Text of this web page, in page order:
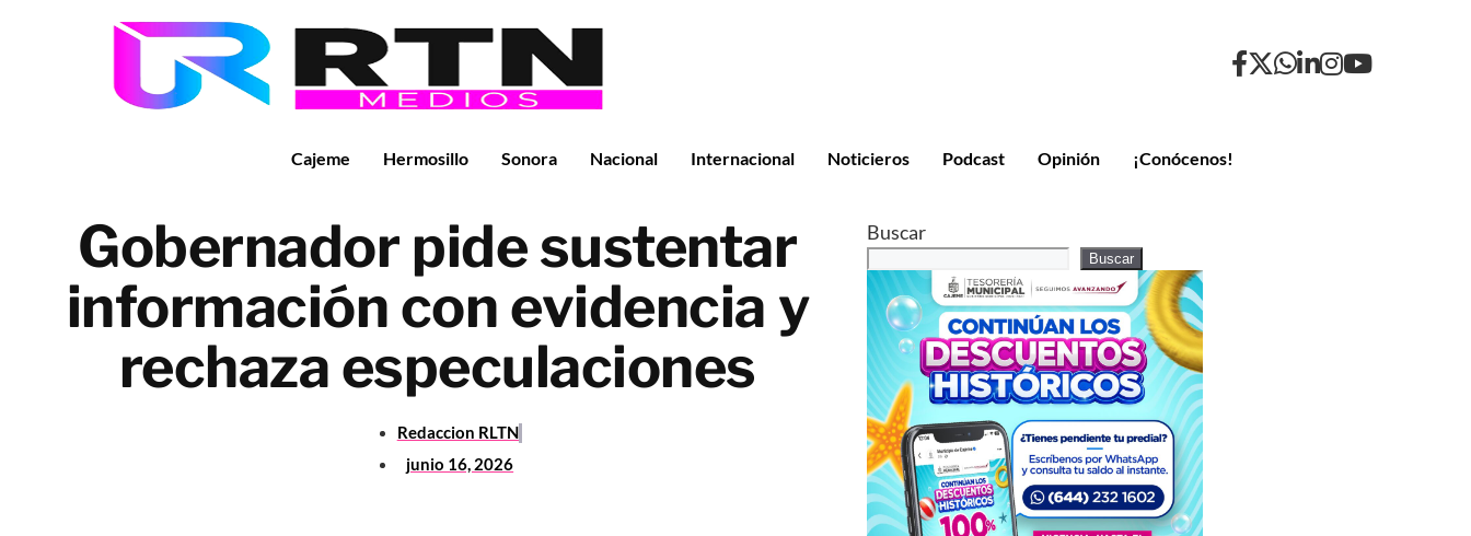
Cajeme Hermosillo Sonora Nacional Internacional Noticieros Podcast Opinión ¡Conócenos!
Gobernador pide sustentar
información con evidencia y
rechaza especulaciones
Redaccion RLTN
junio 16, 2026
Buscar
Buscar